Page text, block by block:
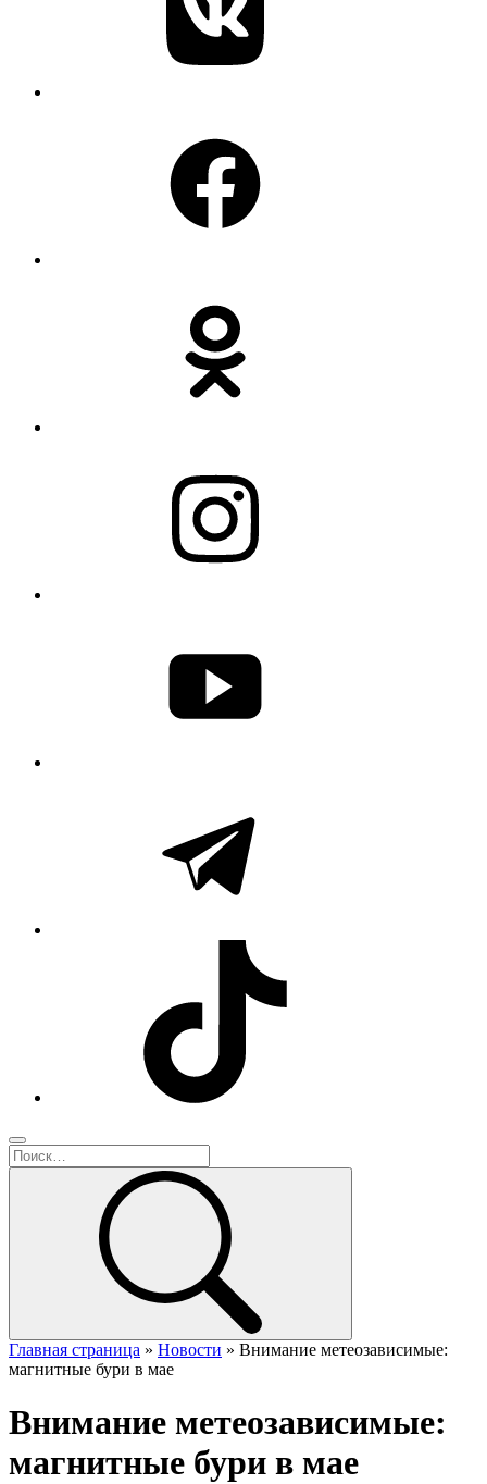
Главная страница » Новости » Внимание метеозависимые:
магнитные бури в мае
Внимание метеозависимые:
магнитные бури в мае